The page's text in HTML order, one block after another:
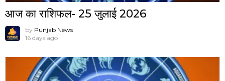
आज का राशिफल- 25 जुलाई 2026
by Punjab News
16 days ago